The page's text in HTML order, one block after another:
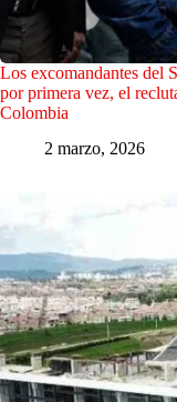
Los excomandantes del
por primera vez, el
Colombia
2 marzo, 2026